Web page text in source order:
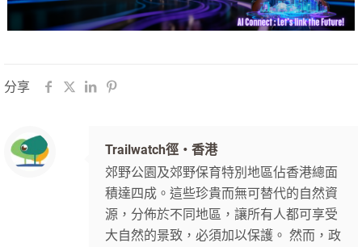
分享
Trailwatch徑‧香港
郊野公園及郊野保育特別地區佔香港總面
積達四成。這些珍貴而無可替代的自然資
源，分佈於不同地區，讓所有人都可享受
大自然的景致，必須加以保護。 然而，政